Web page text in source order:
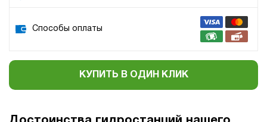
Способы оплаты
КУПИТЬ В ОДИН КЛИК